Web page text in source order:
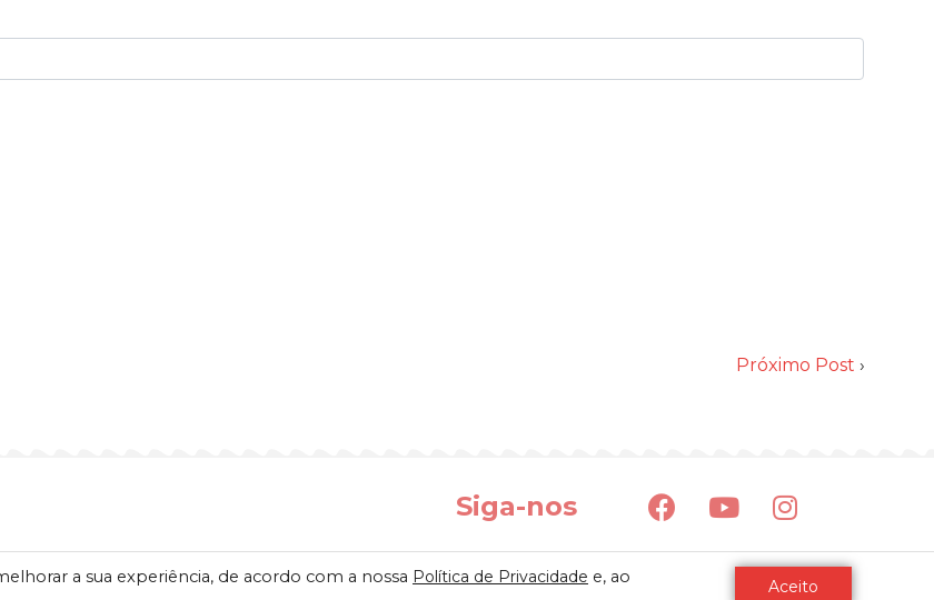
Próximo Post ›
Siga-nos
II – Indaiatuba-SP CEP: 13338-900 CNPJ: 61.432.506/0001-64
a sua experiência, de acordo com a nossa Política de Privacidade e, ao
Aceito